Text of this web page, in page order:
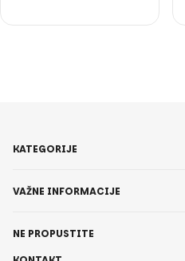
KATEGORIJE
VAŽNE INFORMACIJE
NE PROPUSTITE